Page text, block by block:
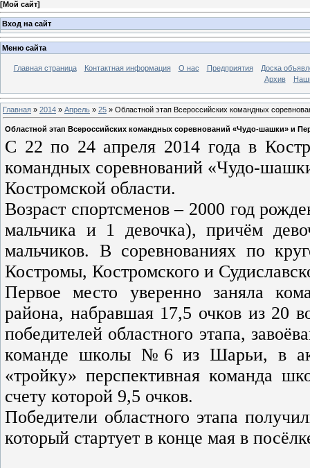
[Мой сайт]
Вход на сайт
Меню сайта
Главная страница Контактная информация О нас Предприятия
Доска
Архив
Главная » 2014 » Апрель » 25 » Областной этап Всероссийских командных
Областной этап Всероссийских командных соревнований «Чудо-шашки» и
С 22 по 24 апреля 2014 года в
командных соревнований «Чудо-
Костромской области.
Возраст спортсменов – 2000 год
мальчика и 1 девочка), причём
мальчиков. В соревнованиях по
Костромы, Костромского и
Первое место уверенно заняла
района, набравшая 17,5 очков из 20
победителей областного этапа,
команде школы №6 из Шарьи, в
«тройку» перспективная команда
счету которой 9,5 очков.
Победители областного этапа
который стартует в конце мая в